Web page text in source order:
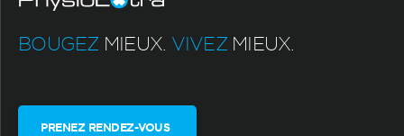
BOUGEZ MIEUX. VIVEZ MIEUX.
PRENEZ RENDEZ-VOUS